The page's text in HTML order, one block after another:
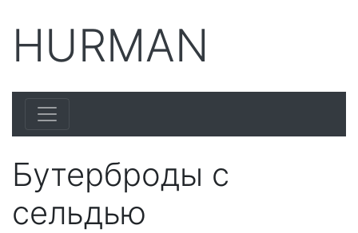
HURMAN
Бутерброды с
сельдью